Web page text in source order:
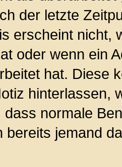
der letzte
erscheint nicht,
oder wenn ein
hat. Diese
hinterlassen,
dass normale
bereits jemand